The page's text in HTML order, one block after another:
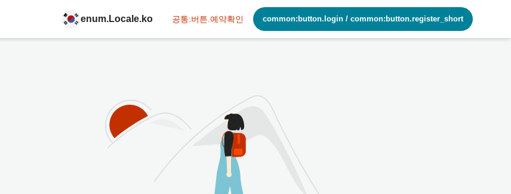
enum.Locale.ko 공통:버튼.예약확인 common:button.login / common:button.register_short